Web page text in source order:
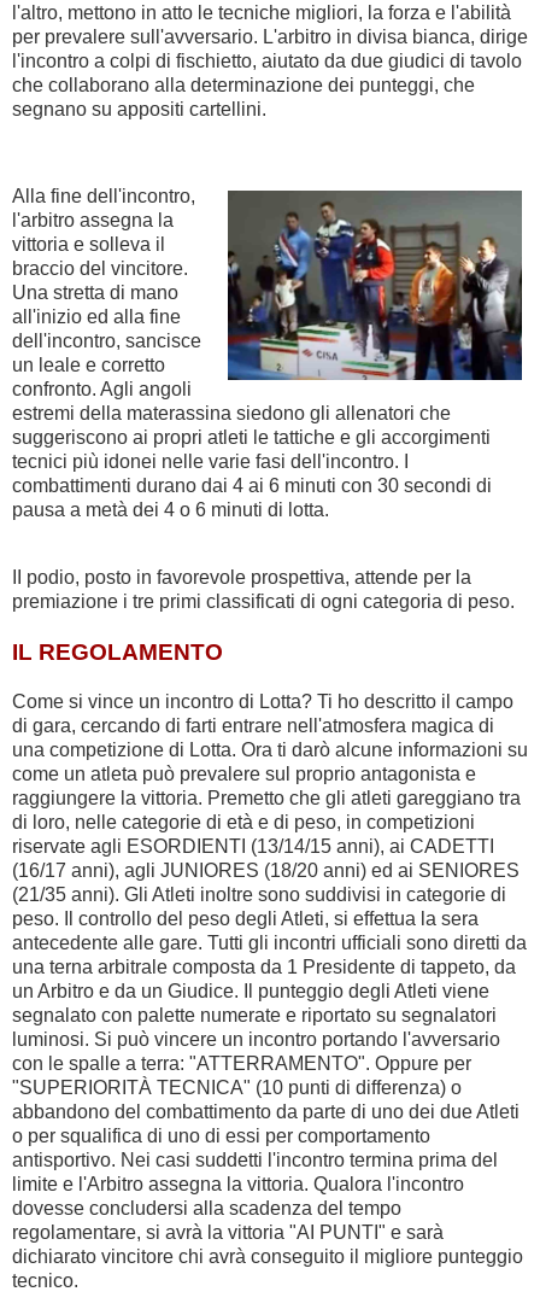
l'altro, mettono in atto le tecniche migliori, la forza e l'abilità
per prevalere sull'avversario. L'arbitro in divisa bianca, dirige
l'incontro a colpi di fischietto, aiutato da due giudici di tavolo
che collaborano alla determinazione dei punteggi, che
segnano su appositi cartellini.
Alla fine dell'incontro,
l'arbitro assegna la
vittoria e solleva il
braccio del vincitore.
Una stretta di mano
all'inizio ed alla fine
dell'incontro, sancisce
un leale e corretto
confronto. Agli angoli
estremi della materassina siedono gli allenatori che
suggeriscono ai propri atleti le tattiche e gli accorgimenti
tecnici più idonei nelle varie fasi dell'incontro. I
combattimenti durano dai 4 ai 6 minuti con 30 secondi di
pausa a metà dei 4 o 6 minuti di lotta.
II podio, posto in favorevole prospettiva, attende per la
premiazione i tre primi classificati di ogni categoria di peso.
IL REGOLAMENTO
Come si vince un incontro di Lotta? Ti ho descritto il campo
di gara, cercando di farti entrare nell'atmosfera magica di
una competizione di Lotta. Ora ti darò alcune informazioni su
come un atleta può prevalere sul proprio antagonista e
raggiungere la vittoria. Premetto che gli atleti gareggiano tra
di loro, nelle categorie di età e di peso, in competizioni
riservate agli ESORDIENTI (13/14/15 anni), ai CADETTI
(16/17 anni), agli JUNIORES (18/20 anni) ed ai SENIORES
(21/35 anni). Gli Atleti inoltre sono suddivisi in categorie di
peso. Il controllo del peso degli Atleti, si effettua la sera
antecedente alle gare. Tutti gli incontri ufficiali sono diretti da
una terna arbitrale composta da 1 Presidente di tappeto, da
un Arbitro e da un Giudice. Il punteggio degli Atleti viene
segnalato con palette numerate e riportato su segnalatori
luminosi. Si può vincere un incontro portando l'avversario
con le spalle a terra: "ATTERRAMENTO". Oppure per
"SUPERIORITÀ TECNICA" (10 punti di differenza) o
abbandono del combattimento da parte di uno dei due Atleti
o per squalifica di uno di essi per comportamento
antisportivo. Nei casi suddetti l'incontro termina prima del
limite e l'Arbitro assegna la vittoria. Qualora l'incontro
dovesse concludersi alla scadenza del tempo
regolamentare, si avrà la vittoria "AI PUNTI" e sarà
dichiarato vincitore chi avrà conseguito il migliore punteggio
tecnico.